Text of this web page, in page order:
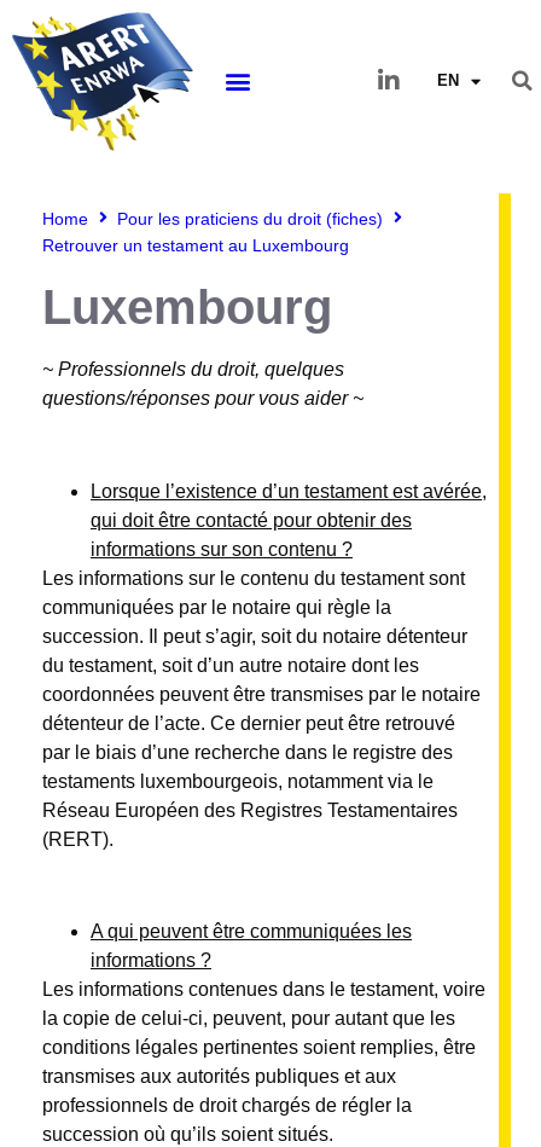
EN
Home
Pour les praticiens du droit (fiches)
Retrouver un testament au Luxembourg
Luxembourg
~ Professionnels du droit, quelques
questions/réponses pour vous aider ~
Lorsque l’existence d’un testament est avérée,
qui doit être contacté pour obtenir des
informations sur son contenu ?
Les informations sur le contenu du testament sont
communiquées par le notaire qui règle la
succession. Il peut s’agir, soit du notaire détenteur
du testament, soit d’un autre notaire dont les
coordonnées peuvent être transmises par le notaire
détenteur de l’acte. Ce dernier peut être retrouvé
par le biais d’une recherche dans le registre des
testaments luxembourgeois, notamment via le
Réseau Européen des Registres Testamentaires
(RERT).
A qui peuvent être communiquées les
informations ?
Les informations contenues dans le testament, voire
la copie de celui-ci, peuvent, pour autant que les
conditions légales pertinentes soient remplies, être
transmises aux autorités publiques et aux
professionnels de droit chargés de régler la
succession où qu’ils soient situés.